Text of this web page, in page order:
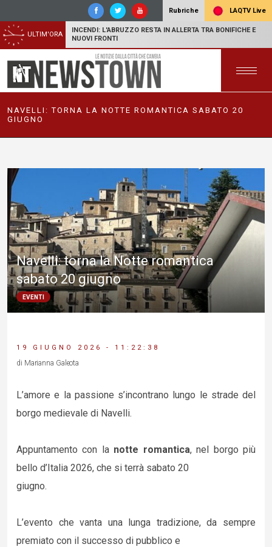
Rubriche LAQTV Live
ULTIM'ORA
INCENDI: L'ABRUZZO RESTA IN ALLERTA TRA BONIFICHE E
NUOVI FRONTI
NAVELLI: TORNA LA NOTTE ROMANTICA SABATO 20
GIUGNO
Navelli: torna la Notte romantica
sabato 20 giugno
EVENTI
19 GIUGNO 2026 - 11:22:38
di Marianna Galeota
L’amore e la passione s’incontrano lungo le strade del
borgo medievale di Navelli.
Appuntamento con la notte romantica, nel borgo più
bello d’Italia 2026, che si terrà sabato 20
giugno.
L’evento che vanta una lunga tradizione, da sempre
premiato con il successo di pubblico e